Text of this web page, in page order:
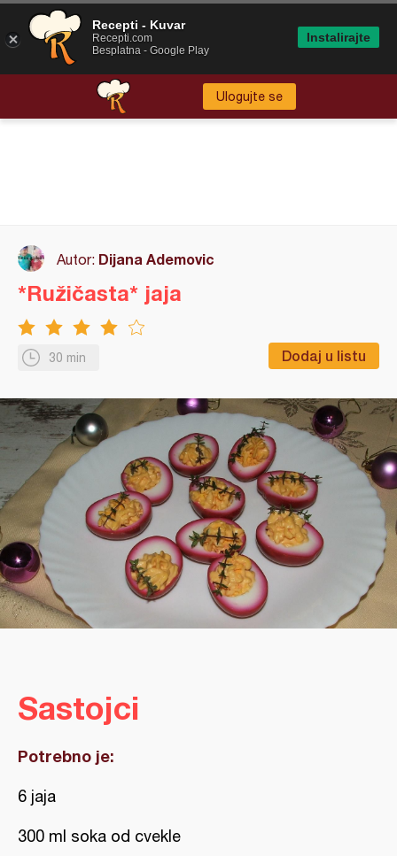
Ulogujte se
Autor: Dijana Ademovic
30 min Dodaj u listu
*Ružičasta* jaja
Sastojci
Potrebno je:
6 jaja
300 ml soka od cvekle
Recepti - Kuvar
Recepti.com
Besplatna - Google Play
Instalirajte